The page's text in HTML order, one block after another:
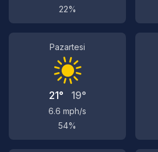
22%
Pazartesi
21° 19°
6.6 mph/s
54%